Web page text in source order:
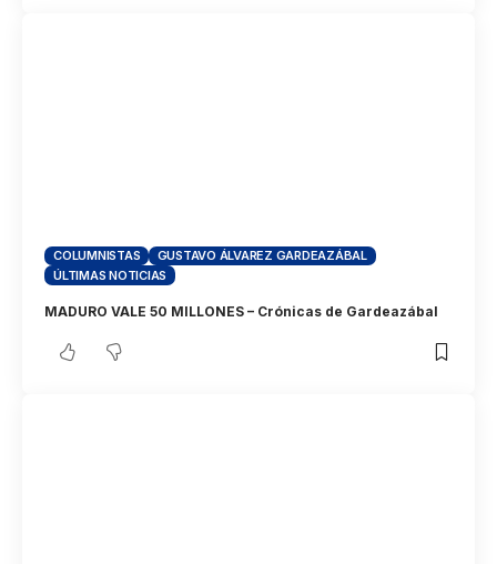
COLUMNISTAS
GUSTAVO ÁLVAREZ GARDEAZÁBAL
ÚLTIMAS NOTICIAS
MADURO VALE 50 MILLONES – Crónicas de Gardeazábal